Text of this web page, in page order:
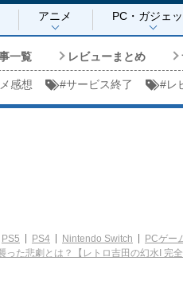
アニメ PC・ガジェ
一覧 レビューまとめ
感想 #サービス終了 #レ
PS5 PS4 Nintendo Switch PCゲー
た悲劇とは？【レトロ吉田の幻水I 完